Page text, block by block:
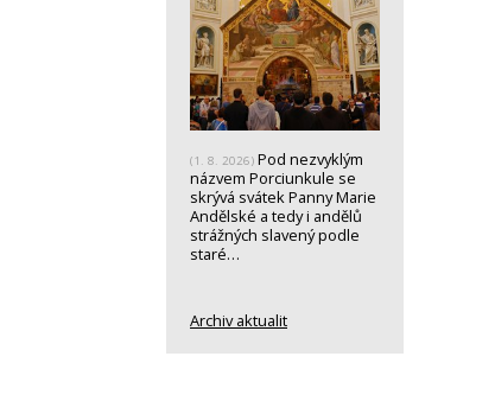
(1. 8. 2026) Pod nezvyklým
názvem Porciunkule se
skrývá svátek Panny Marie
Andělské a tedy i andělů
strážných slavený podle
staré…
Archiv aktualit